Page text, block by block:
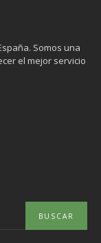
Somos una
el mejor servicio